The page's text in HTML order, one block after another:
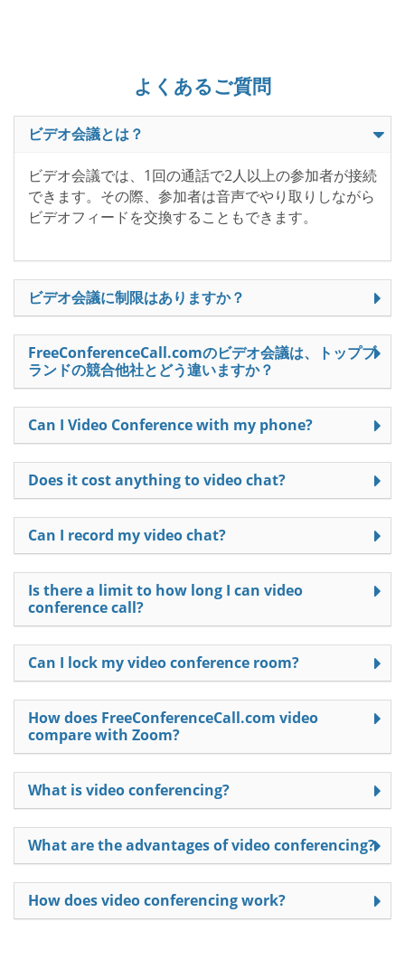
よくあるご質問
ビデオ会議とは？
ビデオ会議では、1回の通話で2人以上の参加者が接続
できます。その際、参加者は音声でやり取りしながら
ビデオフィードを交換することもできます。
ビデオ会議に制限はありますか？
FreeConferenceCall.comのビデオ会議は、トップブ
ランドの競合他社とどう違いますか？
Can I Video Conference with my phone?
Does it cost anything to video chat?
Can I record my video chat?
Is there a limit to how long I can video
conference call?
Can I lock my video conference room?
How does FreeConferenceCall.com video
compare with Zoom?
What is video conferencing?
What are the advantages of video conferencing?
How does video conferencing work?